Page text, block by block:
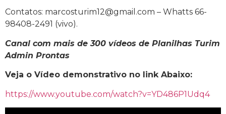
Contatos: marcosturim12@gmail.com – Whatts 66-
98408-2491 (vivo).
Canal com mais de 300 vídeos de Planilhas Turim
Admin Prontas
Veja o Vídeo demonstrativo no link Abaixo:
https://www.youtube.com/watch?v=YD486P1Udq4